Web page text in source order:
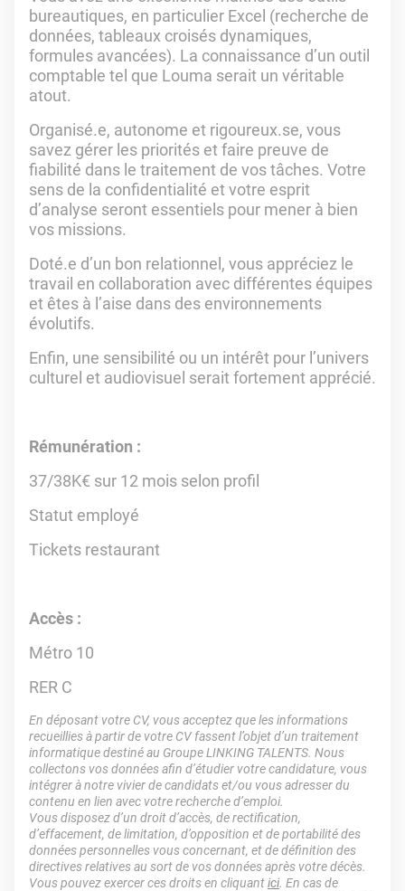
bureautiques, en particulier Excel (recherche de
données, tableaux croisés dynamiques,
formules avancées). La connaissance d’un outil
comptable tel que Louma serait un véritable
atout.
Organisé.e, autonome et rigoureux.se, vous
savez gérer les priorités et faire preuve de
fiabilité dans le traitement de vos tâches. Votre
sens de la confidentialité et votre esprit
d’analyse seront essentiels pour mener à bien
vos missions.
Doté.e d’un bon relationnel, vous appréciez le
travail en collaboration avec différentes équipes
et êtes à l’aise dans des environnements
évolutifs.
Enfin, une sensibilité ou un intérêt pour l’univers
culturel et audiovisuel serait fortement apprécié.
Rémunération :
37/38K€ sur 12 mois selon profil
Statut employé
Tickets restaurant
Accès :
Métro 10
RER C
En déposant votre CV, vous acceptez que les informations
recueillies à partir de votre CV fassent l’objet d’un traitement
informatique destiné au Groupe LINKING TALENTS. Nous
collectons vos données afin d’étudier votre candidature, vous
intégrer à notre vivier de candidats et/ou vous adresser du
contenu en lien avec votre recherche d’emploi.
Vous disposez d’un droit d’accès, de rectification,
d’effacement, de limitation, d’opposition et de portabilité des
données personnelles vous concernant, et de définition des
directives relatives au sort de vos données après votre décès.
Vous pouvez exercer ces droits en cliquantici. En cas de